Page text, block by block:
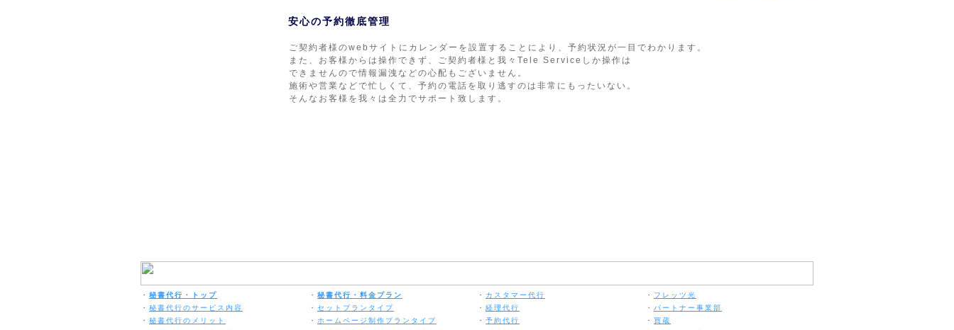
安心の予約徹底管理
ご契約者様のwebサイトにカレンダーを設置することにより、予約状況が一目でわかります。
また、お客様からは操作できず、ご契約者様と我々Tele Serviceしか操作は
できませんので情報漏洩などの心配もございません。
施術や営業などで忙しくて、予約の電話を取り逃すのは非常にもったいない。
そんなお客様を我々は全力でサポート致します。
・ 秘書代行・トップ
・ 秘書代行のサービス内容
・ 秘書代行のメリット
・ 秘書代行・料金プラン
・ セットプランタイプ
・ ホームページ制作プランタイプ
・ カスタマー代行
・ 経理代行
・ 予約代行
・ フレッツ光
・ パートナー事業部
・ 買蔵